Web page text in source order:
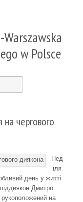
w Polsce
на чергового
Нед
іля
день у житті
піддиякон Дмитро
на